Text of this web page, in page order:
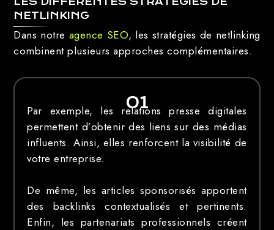
NETLINKING
Dans notre agence SEO, les stratégies de netlinking
combinent plusieurs approches complémentaires.
01
Par exemple, les relations presse digitales
permettent d’obtenir des liens sur des médias
influents. Ainsi, elles renforcent la visibilité de
votre entreprise.
De même, les articles sponsorisés apportent
des backlinks contextualisés et pertinents.
Enfin, les partenariats professionnels créent